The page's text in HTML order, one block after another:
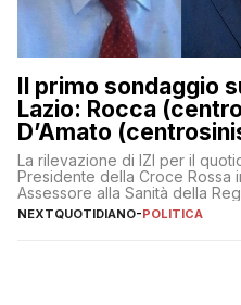
Il primo sondaggio
Lazio: Rocca
D’Amato
La rilevazione di IZI per il
Presidente della Croce Rossa
Assessore alla Sanità della
Donatella Bianchi
NEXTQUOTIDIANO-POLITICA